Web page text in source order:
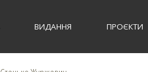
ВИДАННЯ ПРОЄКТИ